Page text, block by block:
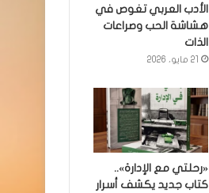
الأدب العربي تغوص في
هشاشة الحب وصراعات
الذات
21 مايو، 2026
«رحلتي مع الإدارة»..
كتاب جديد يكشف أسرار